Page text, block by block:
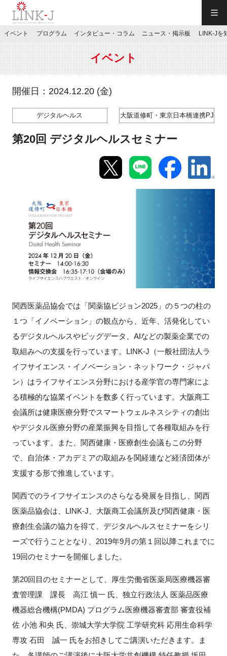
JP／EN
特別会員専用メニュー
マイページ
新規登録
イベント
インタビュー・コラム
ニュース・掲示板
LINK-Jを知る
特別会員
施設・アクセス
FAQ
イベントお知らせメール登録
イベント プログラム インタビュー・コラム ニュース・掲示板 LINK-Jを
イベント
開催日：2024.12.20 (金)
デジタルヘルス 大阪道修町・東京日本橋連携PJ
第20回 デジタルヘルスセミナー
関西医薬品協会では「関薬協ビジョン2025」の５つの柱の
１つ「イノベーション」の観点から、近年、活発化してい
るデジタルヘルスやビッグデータ、 AIなどの製薬企業での
取組みへの支援を行っています。 LINK-J （一般社団法人ラ
イフサイエンス・イノベーション・ネットワーク・ジャパ
ン）はライフサイエンス分野における産学官の専門家によ
る積極的な協業イベントを数多く行っています。大阪商工
会議所は健康医療分野でスマートウェルネスシティの創出
やデジタル医療分野の産業振興を目指して各種取組みを行
っています。また、関西健康・医療創生会議もこの分野
で、自治体・アカデミアの取組みを関経連など経済団体が
支援する形で推進しています。
関西でのライフサイエンスのさらなる発展を目指し、関西
医薬品協会は、 LINK-J 、大阪商工会議所及び関西健康・医
療創生会議の協力を得て、デジタルヘルスセミナーをシリ
ーズで行うこととなり、 2019年9月の第１回以降これまでに
19回のセミナーを開催しました。
第20回目のセミナーとして、厚生労働省医薬局医療機器審
査管理課 課長 高江 慎一 氏、独立行政法人 医薬品医療
機器総合機構(PMDA) プログラム医療機器審査部 審査役補
佐 小池 和央 氏、崇城大学大学院 工学研究科 応用生命科学
専攻 石田 誠一 氏をお招きしてご講演いただきます。ま